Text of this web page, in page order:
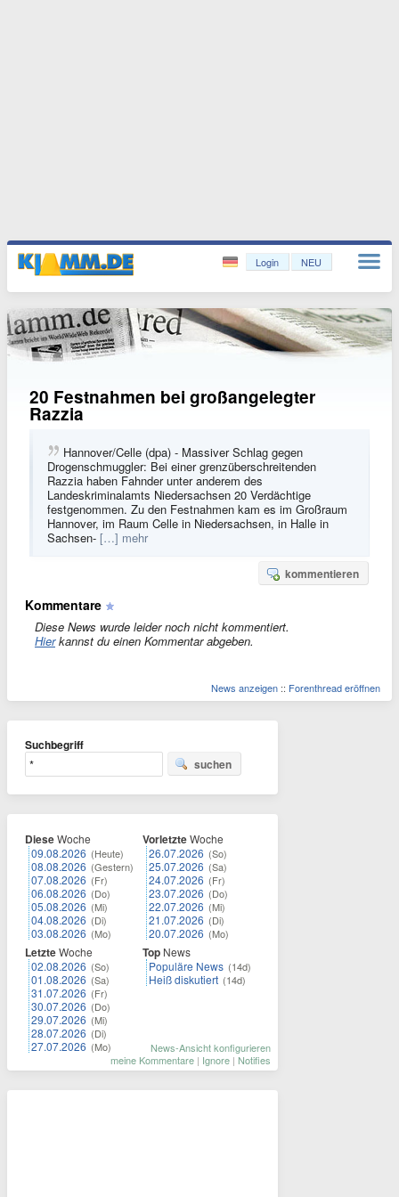
Login NEU
20 Festnahmen bei großangelegter
Razzia
Hannover/Celle (dpa) - Massiver Schlag gegen
Drogenschmuggler: Bei einer grenzüberschreitenden
Razzia haben Fahnder unter anderem des
Landeskriminalamts Niedersachsen 20 Verdächtige
festgenommen. Zu den Festnahmen kam es im Großraum
Hannover, im Raum Celle in Niedersachsen, in Halle in
Sachsen- […] mehr
kommentieren
Kommentare
Diese News wurde leider noch nicht kommentiert.
Hierkannst du einen Kommentar abgeben.
News anzeigen :: Forenthread eröffnen
Suchbegriff
suchen
DieseWoche
09.08.2026 (Heute)
08.08.2026 (Gestern)
07.08.2026 (Fr)
06.08.2026 (Do)
05.08.2026 (Mi)
04.08.2026 (Di)
03.08.2026 (Mo)
LetzteWoche
02.08.2026 (So)
01.08.2026 (Sa)
31.07.2026 (Fr)
30.07.2026 (Do)
29.07.2026 (Mi)
28.07.2026 (Di)
27.07.2026 (Mo)
VorletzteWoche
26.07.2026 (So)
25.07.2026 (Sa)
24.07.2026 (Fr)
23.07.2026 (Do)
22.07.2026 (Mi)
21.07.2026 (Di)
20.07.2026 (Mo)
Top News
Populäre News (14d)
Heiß diskutiert (14d)
News-Ansicht konfigurieren
meine Kommentare | Ignore | Notifies